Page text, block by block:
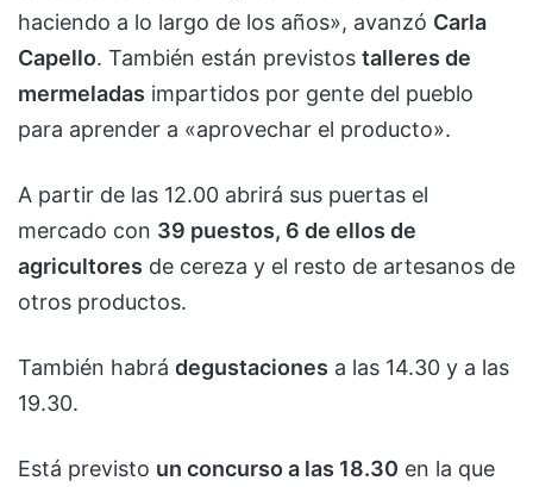
haciendo a lo largo de los años», avanzó Carla
Capello. También están previstos talleres de
mermeladas impartidos por gente del pueblo
para aprender a «aprovechar el producto».
A partir de las 12.00 abrirá sus puertas el
mercado con 39 puestos, 6 de ellos de
agricultores de cereza y el resto de artesanos de
otros productos.
También habrá degustaciones a las 14.30 y a las
19.30.
Está previsto un concurso a las 18.30 en la que